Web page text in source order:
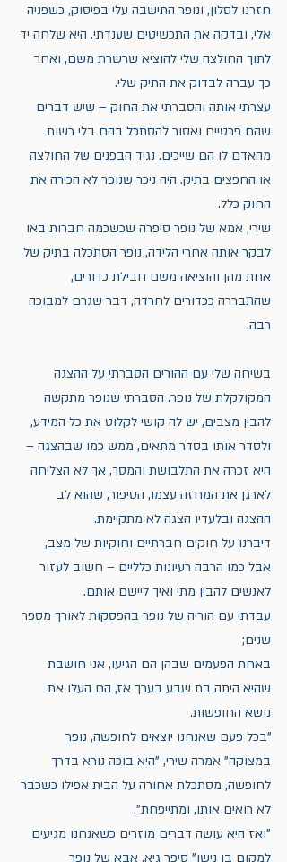
חזרנו לסלון, ונופר התישבה עלי בפיסוק, כשפניה
אלי, ובדקה את התכשיטים שענדתי. היא שלחה יד
לתוך החולצה שלי להוציא שרשרת משם, ואחר
כך עברה לבדוק את התיק שלי.
עצרתי אותה והסברתי את החוק – שיש דברים
שהם פרטיים ואסור להסתכל בהם בלי רשות
מהאדם לו הם שייכים. נגיד הבפנים של החולצה
או החפצים בתיק. היה ניכר שנופר לא הכירה את
החוק כלל.
שירי, אמא של נופר סיפרה שכשכמה חברות באו
לבקר אותה אחרי הלידה, נופר הסתכלה בתיק של
אחת מהן והוציאה משם חבילת כדורים,
שהתבררה ככדורים לחרדה, דבר שגרם למבוכה
רבה.
בשיחה שלי עם ההורים הסברתי על ההצגה
המקולקלת של נופר. הסברתי שנופר מתקשה
להבין מצבים, יש לה קושי לקלוט את כל המידע,
ולסדר אותו בסדר מתאים, ממש כמו שבהצגה –
היא זכרה את התלבושת והמסך, אך לא הצליחה
לארגן את המחזה עצמו, הסיפור, שהוא לב
ההצגה ובלעדיו הצגה לא מתקיימת.
דיברנו על חוקים חברתיים וחוקיות של מצב,
אבל כמו הרבה רעיונות כלליים – חשוב לעזור
לאנשים להבין מתי ואיך ליישם אותם.
עבדתי עם הוריה של נופר בהפסקות לאורך מספר
שנים;
באחת הפעמים שבהן הם הגיעו, אני חושבת
שהיא היתה בת שבע בערך אז, הם העלו את
נושא החופשות.
"בכל פעם שאנחנו יוצאים לחופשה, נופר
במצוקה" אמרה שירי, "היא בוכה נורא בדרך
לחופשה, מסתכלת אחורה על הבית אפילו כשכבר
לא רואים אותו, ומתייפחת".
"ואז היא עושה דברים מוזרים כשאנחנו מגיעים
למקום בו נישן" סיפר גיא, אבא של נופר